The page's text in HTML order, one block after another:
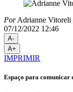
PorAdrianne Vitoreli
07/12/2022 12:46
A-
A+
IMPRIMIR
Espaço para comunicar